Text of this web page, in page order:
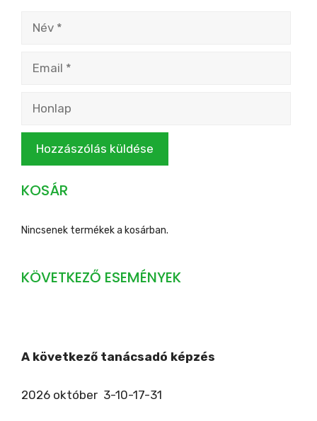
Név
Email
Honlap
KOSÁR
Nincsenek termékek a kosárban.
KÖVETKEZŐ ESEMÉNYEK
A következő tanácsadó képzés
2026 október 3-10-17-31